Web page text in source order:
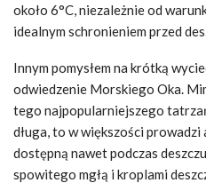
około 6°C, niezależnie od
idealnym schronieniem przed
Innym pomysłem na krótką
odwiedzenie Morskiego Oka.
tego najpopularniejszego
długa, to w większości
dostępną nawet podczas
spowitego mgłą i kroplami